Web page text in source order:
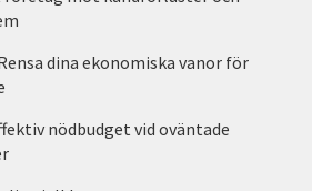
dina ekonomiska vanor för
nödbudget vid oväntade